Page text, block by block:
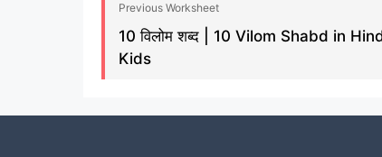
Previous Worksheet
10 विलोम शब्द | 10 Vilom Shabd in
Kids